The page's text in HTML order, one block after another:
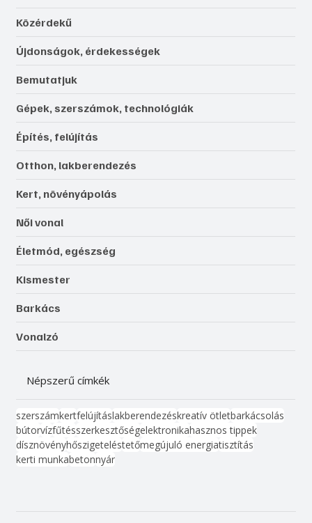
Közérdekű
Újdonságok, érdekességek
Bemutatjuk
Gépek, szerszámok, technológiák
Építés, felújítás
Otthon, lakberendezés
Kert, növényápolás
Női vonal
Életmód, egészség
Kismester
Barkács
Vonalzó
Népszerű címkék
szerszámkertfelújításlakberendezéskreatív ötletbarkácsolás
bútorvízfűtésszerkesztőségelektronikahasznos tippek
dísznövényhőszigeteléstetőmegújuló energiatisztítás
kerti munkabetonnyár